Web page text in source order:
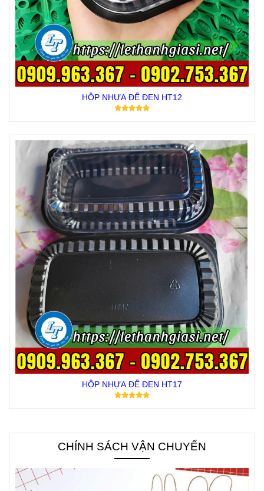
HỘP NHỰA ĐẾ ĐEN HT12
HỘP NHỰA ĐẾ ĐEN HT17
CHÍNH SÁCH VẬN CHUYỂN